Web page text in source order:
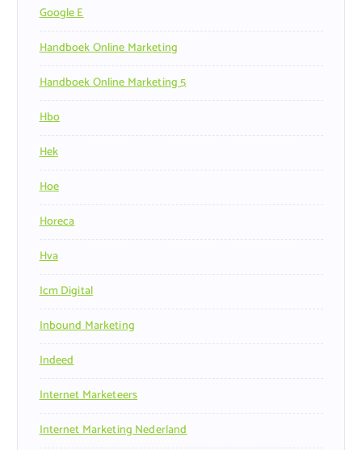
Google E
Handboek Online Marketing
Handboek Online Marketing 5
Hbo
Hek
Hoe
Horeca
Hva
Icm Digital
Inbound Marketing
Indeed
Internet Marketeers
Internet Marketing Nederland